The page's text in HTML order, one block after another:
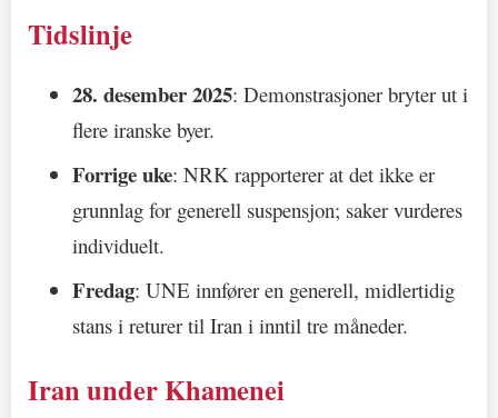
Tidslinje
28. desember 2025: Demonstrasjoner bryter ut i
flere iranske byer.
Forrige uke: NRK rapporterer at det ikke er
grunnlag for generell suspensjon; saker vurderes
individuelt.
Fredag: UNE innfører en generell, midlertidig
stans i returer til Iran i inntil tre måneder.
Iran under Khamenei